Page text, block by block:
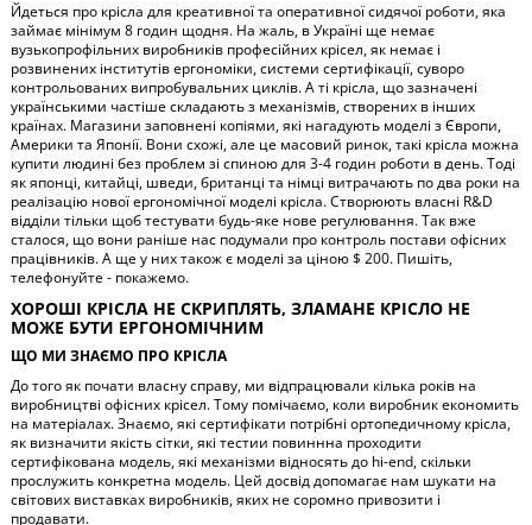
Йдеться про крісла для креативної та оперативної сидячої роботи, яка
займає мінімум 8 годин щодня. На жаль, в Україні ще немає
вузькопрофільних виробників професійних крісел, як немає і
розвинених інститутів ергономіки, системи сертифікації, суворо
контрольованих випробувальних циклів. А ті крісла, що зазначені
українськими частіше складають з механізмів, створених в інших
країнах. Магазини заповнені копіями, які нагадують моделі з Європи,
Америки та Японії. Вони схожі, але це масовий ринок, такі крісла можна
купити людині без проблем зі спиною для 3-4 годин роботи в день. Тоді
як японці, китайці, шведи, британці та німці витрачають по два роки на
реалізацію нової ергономічної моделі крісла. Створюють власні R&D
відділи тільки щоб тестувати будь-яке нове регулювання. Так вже
сталося, що вони раніше нас подумали про контроль постави офісних
працівників. А ще у них також є моделі за ціною $ 200. Пишіть,
телефонуйте - покажемо.
ХОРОШІ КРІСЛА НЕ СКРИПЛЯТЬ, ЗЛАМАНЕ КРІСЛО НЕ
МОЖЕ БУТИ ЕРГОНОМІЧНИМ
ЩО МИ ЗНАЄМО ПРО КРІСЛА
До того як почати власну справу, ми відпрацювали кілька років на
виробництві офісних крісел. Тому помічаємо, коли виробник економить
на матеріалах. Знаємо, які сертифікати потрібні ортопедичному крісла,
як визначити якість сітки, які тестии повиннна проходити
сертифікована модель, які механізми відносять до hi-end, скільки
прослужить конкретна модель. Цей досвід допомагає нам шукати на
світових виставках виробників, яких не соромно привозити і
продавати.